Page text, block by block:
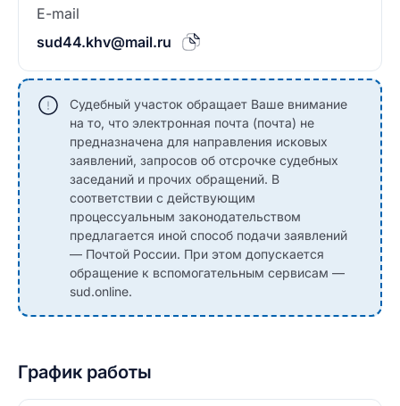
E-mail
sud44.khv@mail.ru
Судебный участок обращает Ваше внимание
на то, что электронная почта (почта) не
предназначена для направления исковых
заявлений, запросов об отсрочке судебных
заседаний и прочих обращений. В
соответствии с действующим
процессуальным законодательством
предлагается иной способ подачи заявлений
— Почтой России. При этом допускается
обращение к вспомогательным сервисам —
sud.online.
График работы